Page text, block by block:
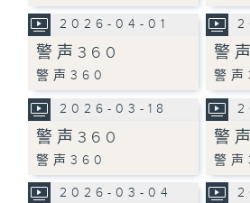
2026-04-01
警声360
警声360
警
警
2026-03-18
警声360
警声360
警
警
2026-03-04